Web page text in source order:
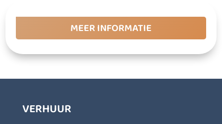
MEER INFORMATIE
VERHUUR